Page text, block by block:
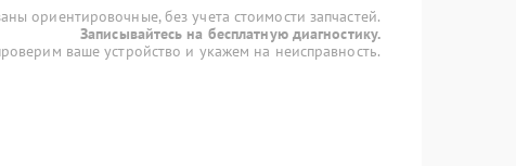
ориентировочные, без учета стоимости запчастей.
Записывайтесь на бесплатную диагностику.
ваше устройство и укажем на неисправность.